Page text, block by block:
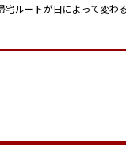
ルートが日によって変わ